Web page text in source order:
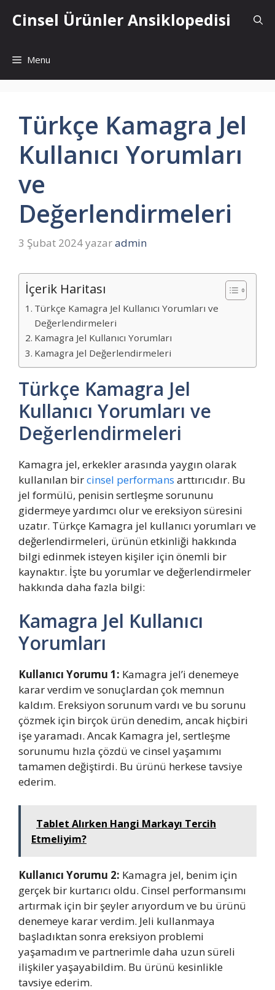
atlaCinsel Ürünler Ansiklopedisi
Menu
Türkçe Kamagra Jel
Kullanıcı Yorumları
ve
Değerlendirmeleri
3 Şubat 2024yazaradmin
İçerik Haritası
Türkçe Kamagra Jel Kullanıcı Yorumları ve
Değerlendirmeleri
Kamagra Jel Kullanıcı Yorumları
Kamagra Jel Değerlendirmeleri
Türkçe Kamagra Jel
Kullanıcı Yorumları ve
Değerlendirmeleri
Kamagra jel, erkekler arasında yaygın olarak
kullanılan bircinsel performans arttırıcıdır. Bu
jel formülü, penisin sertleşme sorununu
gidermeye yardımcı olur ve ereksiyon süresini
uzatır. Türkçe Kamagra jel kullanıcı yorumları ve
değerlendirmeleri, ürünün etkinliği hakkında
bilgi edinmek isteyen kişiler için önemli bir
kaynaktır. İşte bu yorumlar ve değerlendirmeler
hakkında daha fazla bilgi:
Kamagra Jel Kullanıcı
Yorumları
Kullanıcı Yorumu 1: Kamagra jel’i denemeye
karar verdim ve sonuçlardan çok memnun
kaldım. Ereksiyon sorunum vardı ve bu sorunu
çözmek için birçok ürün denedim, ancak hiçbiri
işe yaramadı. Ancak Kamagra jel, sertleşme
sorunumu hızla çözdü ve cinsel yaşamımı
tamamen değiştirdi. Bu ürünü herkese tavsiye
ederim.
Tablet Alırken Hangi Markayı Tercih
Etmeliyim?
Kullanıcı Yorumu 2: Kamagra jel, benim için
gerçek bir kurtarıcı oldu. Cinsel performansımı
artırmak için bir şeyler arıyordum ve bu ürünü
denemeye karar verdim. Jeli kullanmaya
başladıktan sonra ereksiyon problemi
yaşamadım ve partnerimle daha uzun süreli
ilişkiler yaşayabildim. Bu ürünü kesinlikle
tavsiye ederim.